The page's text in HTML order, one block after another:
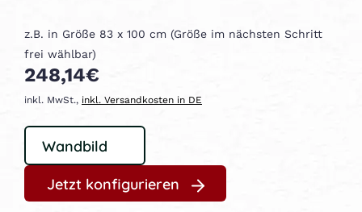
z.B. in Größe 83 x 100 cm (Größe im nächsten Schritt
frei wählbar)
248,14€
inkl. MwSt., inkl. Versandkosten in DE
Jetzt konfigurieren